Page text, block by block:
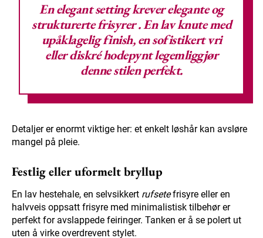
En elegant setting kreverelegante og
strukturerte frisyrer. En lav knute med
upåklagelig finish, en sofistikert vri
eller diskré hodepynt legemliggjør
denne stilen perfekt.
Detaljer er enormt viktige her: et enkelt løshår kan avsløre
mangel på pleie.
Festlig eller uformelt bryllup
En lav hestehale, en selvsikkert rufsetefrisyre eller en
halvveis oppsatt frisyre med minimalistisk tilbehør er
perfekt for avslappede feiringer. Tanken er å se polert ut
uten å virke overdrevent stylet.